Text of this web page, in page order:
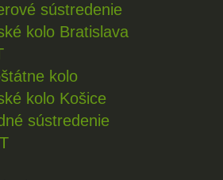
sústredenie
kolo Bratislava
kolo
kolo Košice
sústredenie